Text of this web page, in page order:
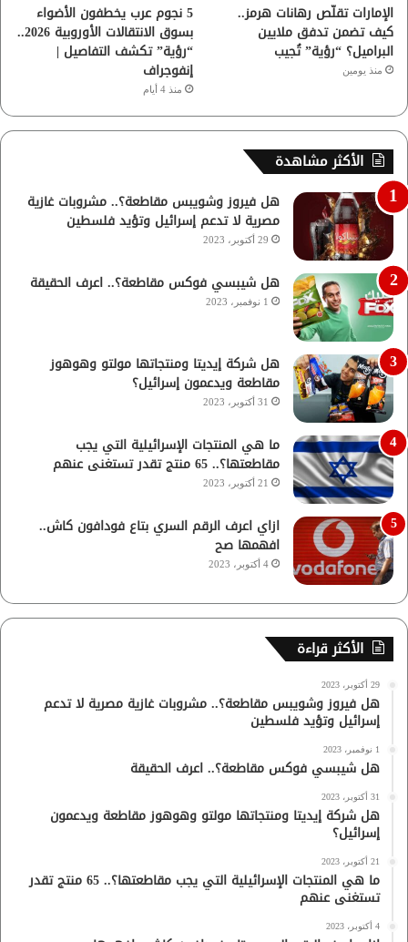
الإمارات تقلّص رهانات هرمز..
كيف تضمن تدفق ملايين
البراميل؟ “رؤية” تُجيب
منذ يومين
5 نجوم عرب يخطفون الأضواء
بسوق الانتقالات الأوروبية 2026..
“رؤية” تكشف التفاصيل |
إنفوجراف
منذ 4 أيام
الأكثر مشاهدة
هل فيروز وشويبس مقاطعة؟.. مشروبات غازية
مصرية لا تدعم إسرائيل وتؤيد فلسطين
29 أكتوبر، 2023
هل شيبسي فوكس مقاطعة؟.. اعرف الحقيقة
1 نوفمبر، 2023
هل شركة إيديتا ومنتجاتها مولتو وهوهوز
مقاطعة ويدعمون إسرائيل؟
31 أكتوبر، 2023
ما هي المنتجات الإسرائيلية التي يجب
مقاطعتها؟.. 65 منتج تقدر تستغنى عنهم
21 أكتوبر، 2023
ازاي اعرف الرقم السري بتاع فودافون كاش..
افهمها صح
4 أكتوبر، 2023
الأكثر قراءة
29 أكتوبر، 2023
هل فيروز وشويبس مقاطعة؟.. مشروبات غازية مصرية لا تدعم
إسرائيل وتؤيد فلسطين
1 نوفمبر، 2023
هل شيبسي فوكس مقاطعة؟.. اعرف الحقيقة
31 أكتوبر، 2023
هل شركة إيديتا ومنتجاتها مولتو وهوهوز مقاطعة ويدعمون
إسرائيل؟
21 أكتوبر، 2023
ما هي المنتجات الإسرائيلية التي يجب مقاطعتها؟.. 65 منتج تقدر
تستغنى عنهم
4 أكتوبر، 2023